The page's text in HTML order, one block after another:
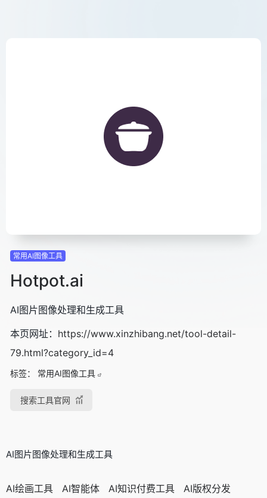
常用AI图像工具
Hotpot.ai
AI图片图像处理和生成工具
本页网址： https://www.xinzhibang.net/tool-detail-
79.html?category_id=4
标签： 常用AI图像工具
搜索工具官网
AI图片图像处理和生成工具
AI绘画工具 AI智能体 AI知识付费工具
AI版权分发